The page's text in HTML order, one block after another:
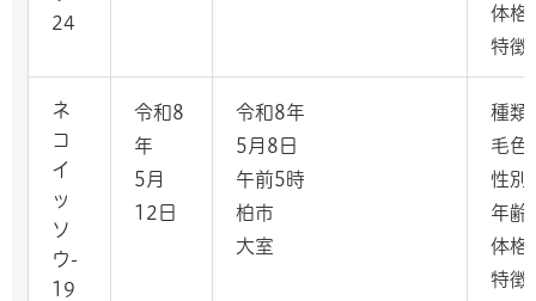
24
体格
特徴
ネ
コ
イ
ッ
ソ
ウ-
19
令和8
年
5月
12日
令和8年
5月8日
午前5時
柏市
大室
種類
毛色
性別
年齢
体格
特徴